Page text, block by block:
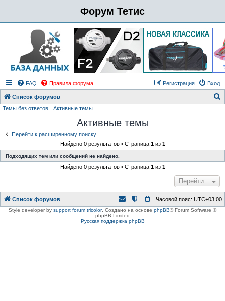
Форум Тетис
FAQ Правила форума Вход
Регистрация
Список форумов
Темы без ответов Активные темы
Активные темы
Перейти к расширенному поиску
Найдено 0 результатов • Страница 1из 1
Подходящих тем или сообщений не найдено.
Найдено 0 результатов • Страница 1из 1
Перейти
Список форумов Часовой пояс: UTC+03:00
Style developer by support forum tricolor, Создано на основе phpBB® Forum Software ©
phpBB Limited
Русская поддержка phpBB